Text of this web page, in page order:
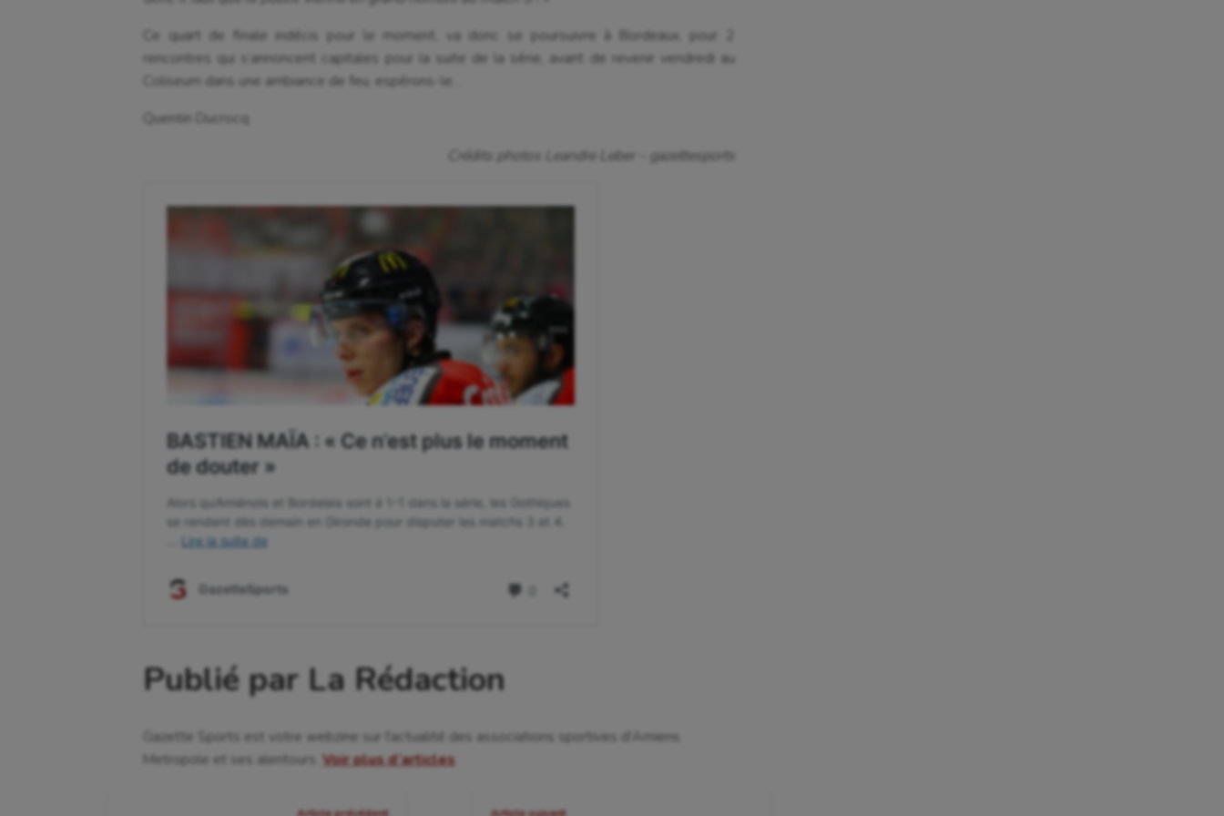
Ce quart de finale indécis pour le moment, va donc se poursuivre à Bordeaux, pour 2
rencontres qui s’annoncent capitales pour la suite de la série, avant de revenir vendredi au
Coliseum dans une ambiance de feu, espérons-le…
Quentin Ducrocq
Crédits photos Leandre Leber – gazettesports
Publié par La Rédaction
Gazette Sports est votre webzine sur l'actualité des associations sportives d'Amiens
Metropole et ses alentours. Voir plus d’articles